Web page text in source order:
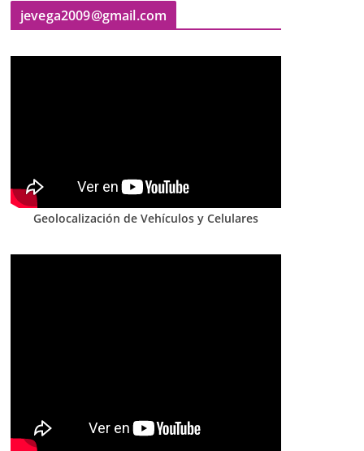
jevega2009@gmail.com
Geolocalización de Vehículos y Celulares